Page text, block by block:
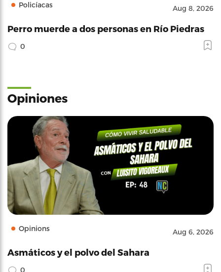
Policíacas Aug 8, 2026
Perro muerde a dos personas en Río Piedras
0
Opiniones
Opinions Aug 6, 2026
Asmáticos y el polvo del Sahara
0